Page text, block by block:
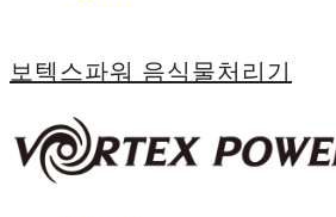
보텍스파워 음식물처리기